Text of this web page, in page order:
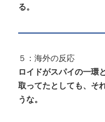
る。
５：海外の反応
ロイドがスパイの一環
取ってたとしても、そ
うな。